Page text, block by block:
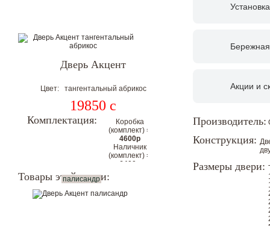
Дверь Акцент
Цвет: тангентальный абрикос
19850 c
Комплектация:
Коробка
(комплект) =
4600р
Наличник
(комплект) =
6400р
коробкой и
Товары этой серии:
палисандр
Акции и
Производитель:
Конструкция:
Размеры двери: